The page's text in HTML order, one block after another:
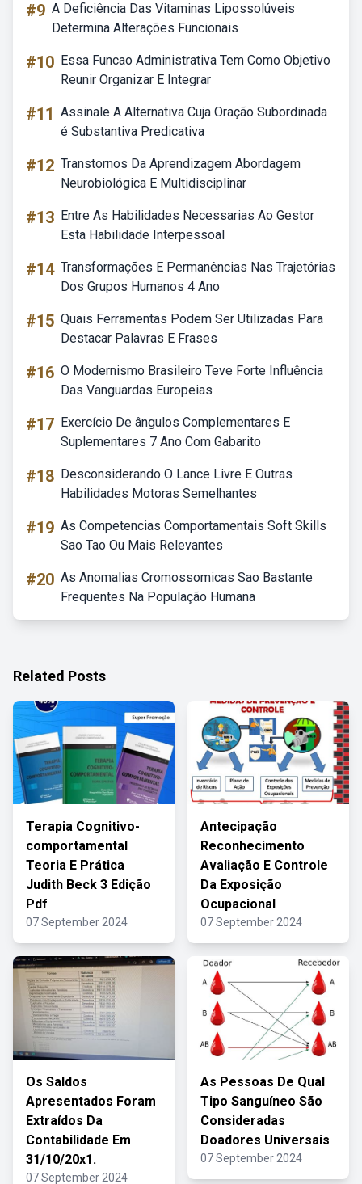
#9 A Deficiência Das Vitaminas Lipossolúveis
Determina Alterações Funcionais
#10 Essa Funcao Administrativa Tem Como Objetivo
Reunir Organizar E Integrar
#11 Assinale A Alternativa Cuja Oração Subordinada
é Substantiva Predicativa
#12 Transtornos Da Aprendizagem Abordagem
Neurobiológica E Multidisciplinar
#13 Entre As Habilidades Necessarias Ao Gestor
Esta Habilidade Interpessoal
#14 Transformações E Permanências Nas Trajetórias
Dos Grupos Humanos 4 Ano
#15 Quais Ferramentas Podem Ser Utilizadas Para
Destacar Palavras E Frases
#16 O Modernismo Brasileiro Teve Forte Influência
Das Vanguardas Europeias
#17 Exercício De ângulos Complementares E
Suplementares 7 Ano Com Gabarito
#18 Desconsiderando O Lance Livre E Outras
Habilidades Motoras Semelhantes
#19 As Competencias Comportamentais Soft Skills
Sao Tao Ou Mais Relevantes
#20 As Anomalias Cromossomicas Sao Bastante
Frequentes Na População Humana
Related Posts
Terapia Cognitivo-
comportamental
Teoria E Prática
Judith Beck 3 Edição
Pdf
07 September 2024
Antecipação
Reconhecimento
Avaliação E Controle
Da Exposição
Ocupacional
07 September 2024
Os Saldos
Apresentados Foram
Extraídos Da
Contabilidade Em
31/10/20x1.
07 September 2024
As Pessoas De Qual
Tipo Sanguíneo São
Consideradas
Doadores Universais
07 September 2024